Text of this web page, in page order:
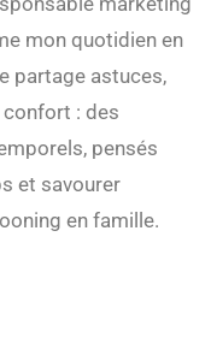
mon quotidien en
partage astuces,
confort : des
pensés
et savourer
en famille.